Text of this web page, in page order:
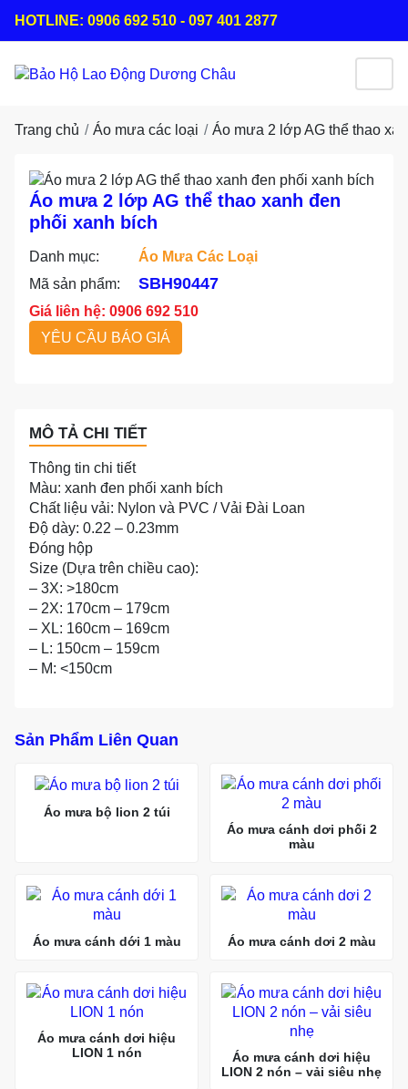
HOTLINE: 0906 692 510 - 097 401 2877
Trang chủ Áo mưa các loại Áo mưa 2 lớp AG thể thao
Áo mưa 2 lớp AG thể thao xanh đen
phối xanh bích
Danh mục:
Áo Mưa Các Loại
Mã sản phẩm:
SBH90447
Giá liên hệ: 0906 692 510
YÊU CẦU BÁO GIÁ
MÔ TẢ CHI TIẾT
Thông tin chi tiết
Màu: xanh đen phối xanh bích
Chất liệu vải: Nylon và PVC / Vải Đài Loan
Độ dày: 0.22 – 0.23mm
Đóng hộp
Size (Dựa trên chiều cao):
– 3X: >180cm
– 2X: 170cm – 179cm
– XL: 160cm – 169cm
– L: 150cm – 159cm
– M: <150cm
Sản Phẩm Liên Quan
Áo mưa bộ lion 2 túi
Áo mưa cánh dơi phối 2
màu
Áo mưa cánh dới 1 màu Áo mưa cánh dơi 2 màu
Áo mưa cánh dơi hiệu
LION 1 nón
Áo mưa cánh dơi hiệu
LION 2 nón – vải siêu nhẹ